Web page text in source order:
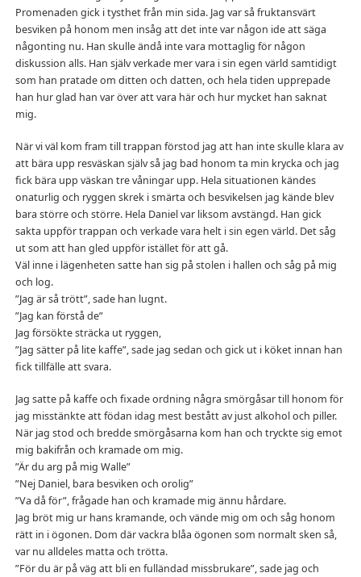
Promenaden gick i tysthet från min sida. Jag var så fruktansvärt
besviken på honom men insåg att det inte var någon ide att säga
någonting nu. Han skulle ändå inte vara mottaglig för någon
diskussion alls. Han själv verkade mer vara i sin egen värld samtidigt
som han pratade om ditten och datten, och hela tiden upprepade
han hur glad han var över att vara här och hur mycket han saknat
mig.
När vi väl kom fram till trappan förstod jag att han inte skulle klara av
att bära upp resväskan själv så jag bad honom ta min krycka och jag
fick bära upp väskan tre våningar upp. Hela situationen kändes
onaturlig och ryggen skrek i smärta och besvikelsen jag kände blev
bara större och större. Hela Daniel var liksom avstängd. Han gick
sakta uppför trappan och verkade vara helt i sin egen värld. Det såg
ut som att han gled uppför istället för att gå.
Väl inne i lägenheten satte han sig på stolen i hallen och såg på mig
och log.
”Jag är så trött”, sade han lugnt.
”Jag kan förstå de”
Jag försökte sträcka ut ryggen,
”Jag sätter på lite kaffe”, sade jag sedan och gick ut i köket innan han
fick tillfälle att svara.
Jag satte på kaffe och fixade ordning några smörgåsar till honom för
jag misstänkte att födan idag mest bestått av just alkohol och piller.
När jag stod och bredde smörgåsarna kom han och tryckte sig emot
mig bakifrån och kramade om mig.
”Är du arg på mig Walle”
”Nej Daniel, bara besviken och orolig”
”Va då för”, frågade han och kramade mig ännu hårdare.
Jag bröt mig ur hans kramande, och vände mig om och såg honom
rätt in i ögonen. Dom där vackra blåa ögonen som normalt sken så,
var nu alldeles matta och trötta.
”För du är på väg att bli en fulländad missbrukare”, sade jag och